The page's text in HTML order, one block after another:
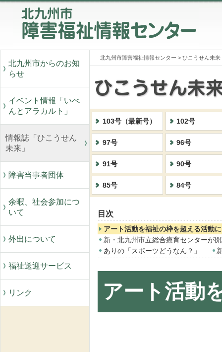
北九州市からのお知
らせ
イベント情報「いべ
んとアラカルト」
情報誌「ひこうせん
未来」
障害当事者団体
余暇、社会参加につ
いて
外出について
福祉送迎サービス
リンク
北九州市障害福祉情報センター > ひこうせん未来
103号（最新号） 102号
97号 96号
91号 90号
85号 84号
目次
アート活動を福祉の枠を超える活動に
新・北九州市立総合療育センターが
ありの「スポーツどうなん？」
アート活動